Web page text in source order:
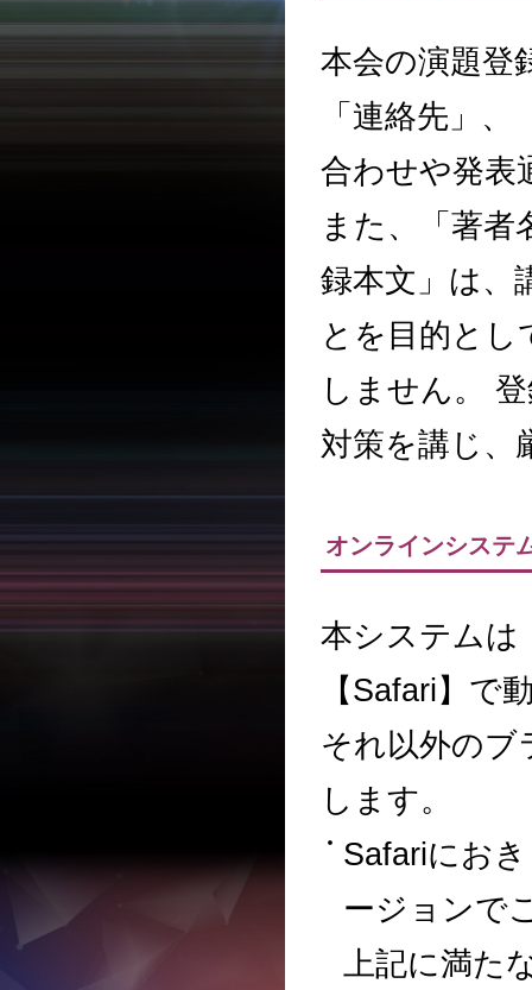
本会の演題登
「連絡先」
合わせや発表
また、「著者
録本文」は、
とを目的とし
しません。
対策を講じ、
オンラインシステ
本システムは
【Safari】で
それ以外のブ
します。
Safariにお
ージョンで
上記に満た